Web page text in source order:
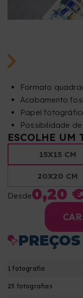
Formato
Acabamento
Papel
Possibilidade
ESCOLHE UM
15X15 CM
20X20 CM
Desde0,20
PREÇOS
1 fotografia
25 fotografias